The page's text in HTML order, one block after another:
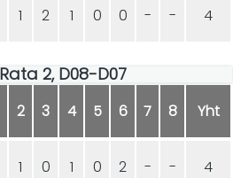
1 2 1 0 0 - - 4
Rata 2, D08-D07
2 3 4 5 6 7 8 Yht
1 0 1 0 2 - - 4